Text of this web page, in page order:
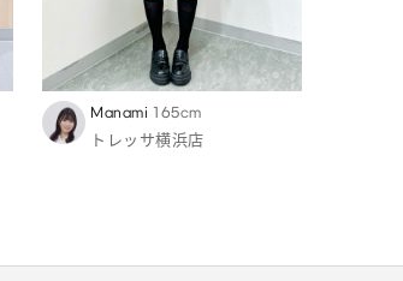
Manami 165cm
トレッサ横浜店